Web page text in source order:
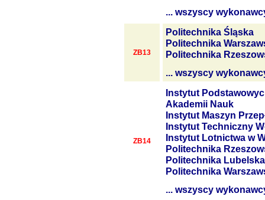
... wszyscy
ZB13
Politechnika Śląska
Politechnika
Politechnika
... wszyscy
ZB14
Instytut
Akademii Nauk
Instytut Maszyn
Instytut Techniczny
Instytut Lotnictwa w
Politechnika
Politechnika Lubelska
Politechnika
... wszyscy